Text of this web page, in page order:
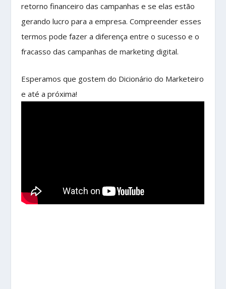
retorno financeiro das campanhas e se elas estão
gerando lucro para a empresa. Compreender esses
termos pode fazer a diferença entre o sucesso e o
fracasso das campanhas de marketing digital.
Esperamos que gostem do Dicionário do Marketeiro
e até a próxima!